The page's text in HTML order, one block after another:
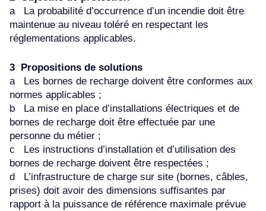
a La probabilité d’occurrence d’un incendie doit être
maintenue au niveau toléré en respectant les
réglementations applicables.
3 Propositions de solutions
a Les bornes de recharge doivent être conformes aux
normes applicables ;
b La mise en place d’installations électriques et de
bornes de recharge doit être effectuée par une
personne du métier ;
c Les instructions d’installation et d’utilisation des
bornes de recharge doivent être respectées ;
d L’infrastructure de charge sur site (bornes, câbles,
prises) doit avoir des dimensions suffisantes par
rapport à la puissance de référence maximale prévue